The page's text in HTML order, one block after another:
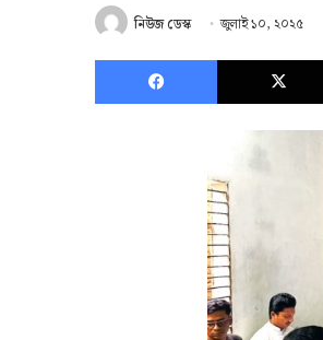
নিউজ ডেস্ক জুলাই ১০, ২০২৫
Facebook